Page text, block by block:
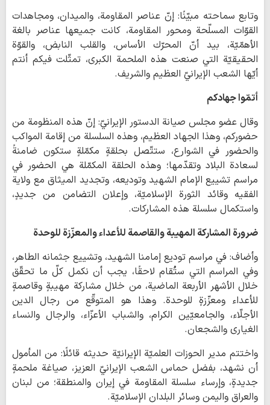
وتابع سماحته مبيّنًا: إنّ عناصر المقاومة، والميدان، ومجاهدات
القوّات المسلّحة ومحور المقاومة، كانت جميعها عناصر بالغة
الأهمّيّة، بيد أنّ المحرّك الأساس، والقلب النابض، والقوّة
الحقيقيّة التي صنعت هذه الملحمة الكبرى، تمثّلت فيكم أنتم
أيّها الشعب الإيرانيّ العظيم والشريف.
أتمّوا جهادكم
وقال عضو مجلس صيانة الدستور الإيرانيّ: إنّ هذه المنظومة من
حضوركم، وهذا الجهاد العظيم، وهذه السلسلة من إقامة المواكب
والحضور في الشوارع، ستتّصل بحلقةٍ مكمّلةٍ ستكون ضامنةً
لسعادة البلاد وتقدّمها؛ وهذه الحلقة المكمّلة هي الحضور في
مراسم تشييع الإمام الشهيد وتوديعه، وتجديد الميثاق مع ولاية
الفقيه وقائد الثورة الإسلاميّة، وإعلان التضامن من جديدٍ،
واستكمال سلسلة هذه المشاركات.
ضرورة المشاركة المهيبة والقاصمة للأعداء والمعزّزة للوحدة
وأضاف: في مراسم توديع إمامنا الشهيد، وتشييع جثمانه الطاهر،
وفي المراسم التي ستُقام لاحقًا، يجب أن نكمل كلّ ما تحقّق
خلال الأشهر الأربعة الماضية، من خلال مشاركة مهيبةٍ وقاصمةٍ
للأعداء ومعزّزةٍ للوحدة. وهذا هو المتوقّع من رجال الدين
الأجلّاء، والجامعيّين الكرام، والشباب الأعزّاء، والرجال والنساء
الغيارى والشجعان.
واختتم مدير الحوزات العلميّة الإيرانيّة حديثه قائلًا: من المأمول
أن نشهد، بفضل حماس الشعب الإيرانيّ العزيز، صياغة ملحمةٍ
جديدةٍ، وإرساء سلسلة المقاومة في إيران والمنطقة؛ من لبنان
والعراق واليمن وسائر البلدان الإسلاميّة.